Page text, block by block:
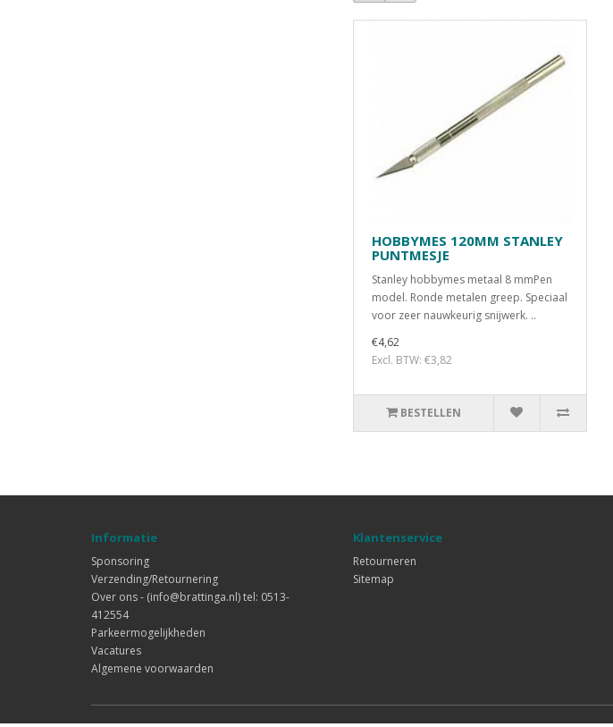
HOBBYMES 120MM STANLEY
PUNTMESJE
Stanley hobbymes metaal 8 mmPen
model. Ronde metalen greep. Speciaal
voor zeer nauwkeurig snijwerk. ..
€4,62
Excl. BTW: €3,82
BESTELLEN
Informatie
Sponsoring
Verzending/Retournering
Over ons - (info@brattinga.nl) tel: 0513-
412554
Parkeermogelijkheden
Vacatures
Algemene voorwaarden
Klantenservice
Retourneren
Sitemap